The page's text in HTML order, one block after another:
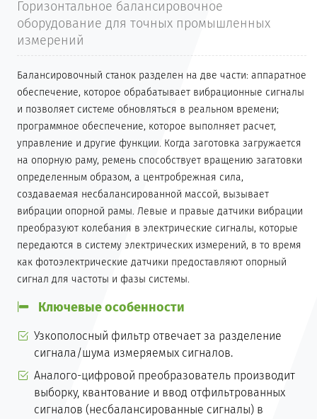
Горизонтальное балансировочное
оборудование для точных промышленных
измерений
Балансировочный станок разделен на две части: аппаратное
обеспечение, которое обрабатывает вибрационные сигналы
и позволяет системе обновляться в реальном времени;
программное обеспечение, которое выполняет расчет,
управление и другие функции. Когда заготовка загружается
на опорную раму, ремень способствует вращению загатовки
определенным образом, а центробрежная сила,
создаваемая несбалансированной массой, вызывает
вибрации опорной рамы. Левые и правые датчики вибрации
преобразуют колебания в электрические сигналы, которые
передаются в систему электрических измерений, в то время
как фотоэлектрические датчики предоставляют опорный
сигнал для частоты и фазы системы.
Ключевые особенности
Узкополосный фильтр отвечает за разделение
сигнала/шума измеряемых сигналов.
Аналого-цифровой преобразователь производит
выборку, квантование и ввод отфильтрованных
сигналов (несбалансированные сигналы) в